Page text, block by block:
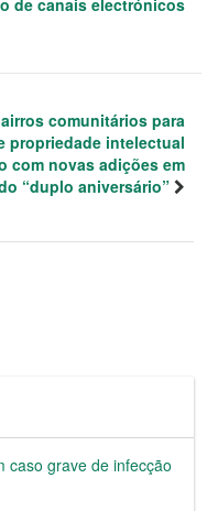
de canais electrónicos
comunitários para
propriedade intelectual
com novas adições em
“duplo aniversário”
caso grave de infecção